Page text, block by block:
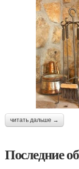
читать дальше →
Последние